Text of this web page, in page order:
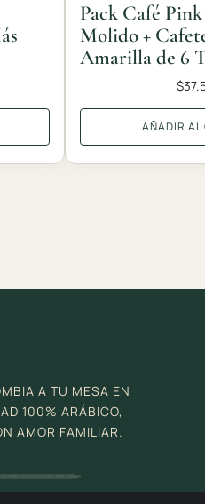
Pack Café
Molido +
Amarilla de 6
$
AÑADIR
A TU MESA EN
100% ARÁBICO,
AMOR FAMILIAR.
ayudar?